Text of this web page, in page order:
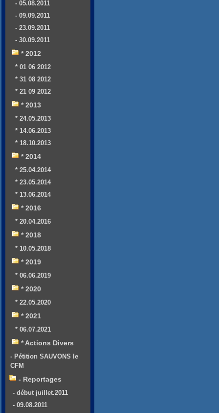
- 05.08.2011
- 09.09.2011
- 23.09.2011
- 30.09.2011
* 2012
* 01 06 2012
* 31 08 2012
* 21 09 2012
* 2013
* 24.05.2013
* 14.06.2013
* 18.10.2013
* 2014
* 25.04.2014
* 23.05.2014
* 13.06.2014
* 2016
* 20.04.2016
* 2018
* 10.05.2018
* 2019
* 06.06.2019
* 2020
* 22.05.2020
* 2021
* 06.07.2021
* Actions Divers
- Pétition SAUVONS le
CFM
- Reportages
- début juillet.2011
- 09.08.2011